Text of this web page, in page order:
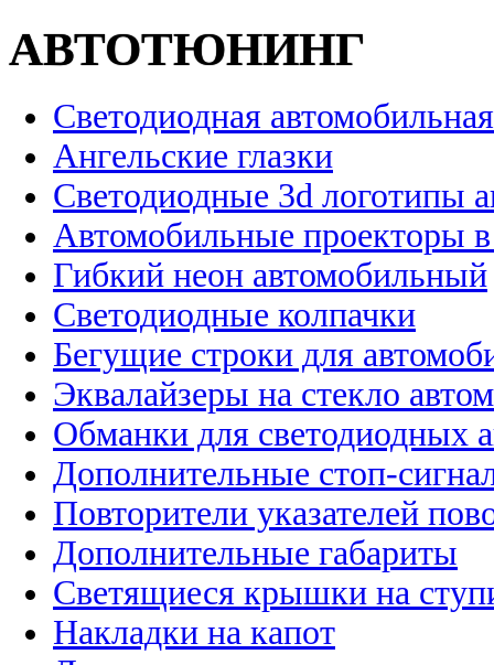
АВТОТЮНИНГ
Светодиодная
Ангельские глазки
Светодиодные 3d логотипы
Автомобильные проекторы
Гибкий неон автомобильный
Светодиодные колпачки
Бегущие строки для
Эквалайзеры на стекло
Обманки для светодиодных
Дополнительные стоп-
Повторители указателей
Дополнительные габариты
Светящиеся крышки на
Накладки на капот